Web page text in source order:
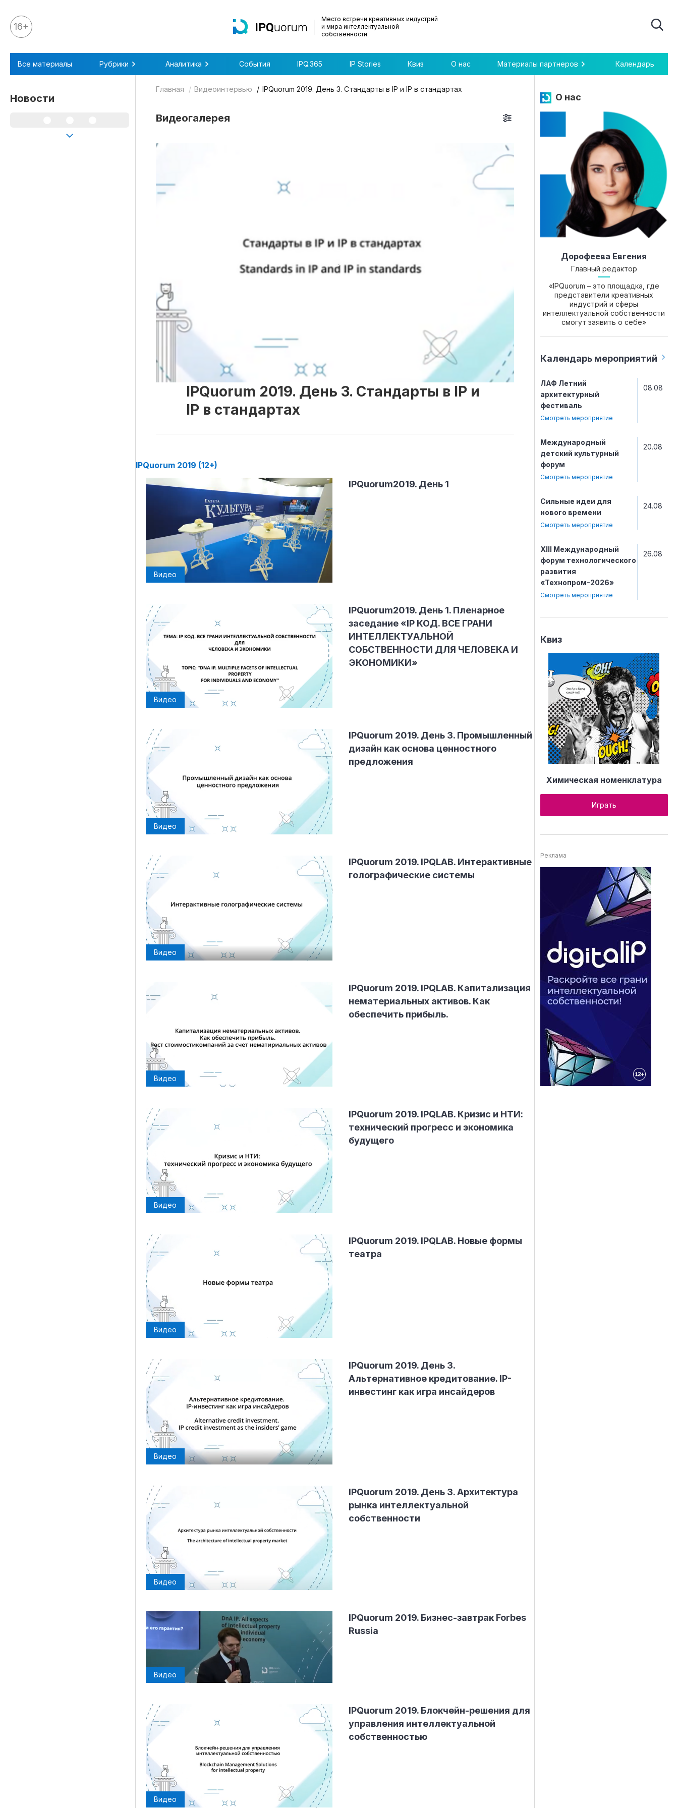
Все материалы
Аналитика
Аналитика
Интеллектуальная собственность и креативные индустрии
Смотрите нас в соцсетях и мессенджерах
16+
Место встречи креативных индустрий
и мира интеллектуальной
собственности
Все материалы Рубрики Аналитика События IPQ.365 IP Stories Квиз О нас Материалы партнеров Календарь
Новости
Главная Видеоинтервью IPQuorum 2019. День 3. Стандарты в IP и IP в стандартах
Видеогалерея
IPQuorum 2019. День 3. Стандарты в IP и
IP в стандартах
IPQuorum 2019 (12+)
Видео
IPQuorum2019. День 1
Видео
IPQuorum2019. День 1. Пленарное
заседание «IP КОД. ВСЕ ГРАНИ
ИНТЕЛЛЕКТУАЛЬНОЙ
СОБСТВЕННОСТИ ДЛЯ ЧЕЛОВЕКА И
ЭКОНОМИКИ»
Видео
IPQuorum 2019. День 3. Промышленный
дизайн как основа ценностного
предложения
Видео
IPQuorum 2019. IPQLAB. Интерактивные
голографические системы
Видео
IPQuorum 2019. IPQLAB. Капитализация
нематериальных активов. Как
обеспечить прибыль.
Видео
IPQuorum 2019. IPQLAB. Кризис и НТИ:
технический прогресс и экономика
будущего
Видео
IPQuorum 2019. IPQLAB. Новые формы
театра
Видео
IPQuorum 2019. День 3.
Альтернативное кредитование. IP-
инвестинг как игра инсайдеров
Видео
IPQuorum 2019. День 3. Архитектура
рынка интеллектуальной
собственности
Видео
IPQuorum 2019. Бизнес-завтрак Forbes
Russia
Видео
IPQuorum 2019. Блокчейн-решения для
управления интеллектуальной
собственностью
О нас
Дорофеева Евгения
Главный редактор
«IPQuorum – это площадка, где
представители креативных
индустрий и сферы
интеллектуальной собственности
смогут заявить о себе»
Календарь мероприятий
ЛАФ Летний
архитектурный
фестиваль
Смотреть мероприятие
08.08
Международный
детский культурный
форум
Смотреть мероприятие
20.08
Сильные идеи для
нового времени
Смотреть мероприятие
24.08
ХIII Международный
форум технологического
развития
«Технопром-2026»
Смотреть мероприятие
26.08
Квиз
Химическая номенклатура
Играть
Реклама